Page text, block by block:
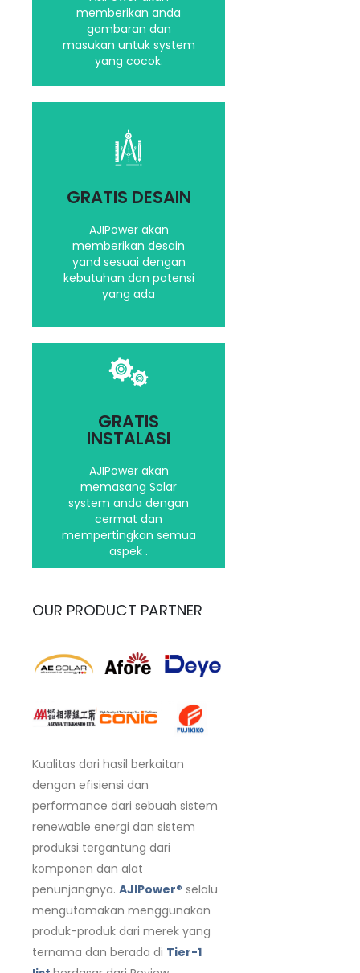
memberikan anda
gambaran dan
masukan untuk system
yang cocok.
Hubungi kami
GRATIS DESAIN
AJIPower akan
memberikan desain
yand sesuai dengan
kebutuhan dan potensi
yang ada
Dengan Software,
dan canggih kami akan
berikan ilustrasi desain
yang terbaik
Hubungi kami
GRATIS
INSTALASI
AJIPower akan
memasang Solar
system anda dengan
cermat dan
mempertingkan semua
aspek .
mempertimbangkan
segala aspek dalam
menginstalasi Solar
System Anda
Hubungi kami
OUR PRODUCT PARTNER
Kualitas dari hasil berkaitan
dengan efisiensi dan
performance dari sebuah sistem
renewable energi dan sistem
produksi tergantung dari
komponen dan alat
penunjangnya. AJIPower® selalu
mengutamakan menggunakan
produk-produk dari merek yang
ternama dan berada di Tier-1